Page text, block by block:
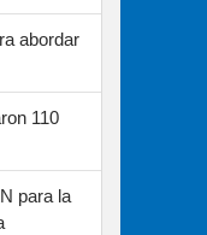
abordar
110
para la